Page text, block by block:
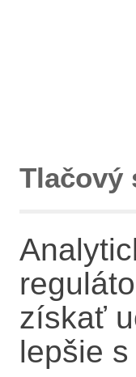
Tlačový
získať
lepšie